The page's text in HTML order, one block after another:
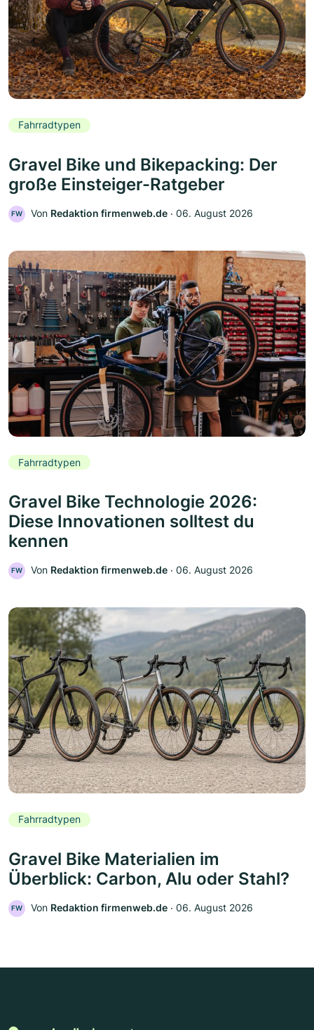
Fahrradtypen
Gravel Bike und Bikepacking: Der
große Einsteiger-Ratgeber
FW Von Redaktion firmenweb.de ‧ 06. August 2026
Fahrradtypen
Gravel Bike Technologie 2026:
Diese Innovationen solltest du
kennen
FW Von Redaktion firmenweb.de ‧ 06. August 2026
Fahrradtypen
Gravel Bike Materialien im
Überblick: Carbon, Alu oder Stahl?
FW Von Redaktion firmenweb.de ‧ 06. August 2026